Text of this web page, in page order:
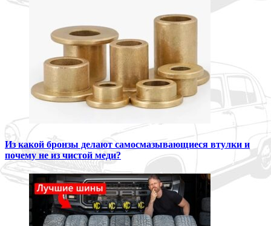
Из какой бронзы делают самосмазывающиеся втулки и
почему не из чистой меди?